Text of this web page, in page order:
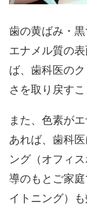
歯の黄ばみ・
エナメル質の
ば、歯科医の
さを取り戻すこ
また、色素が
あれば、歯科
ング（オフィ
導のもとご家
イトニング）